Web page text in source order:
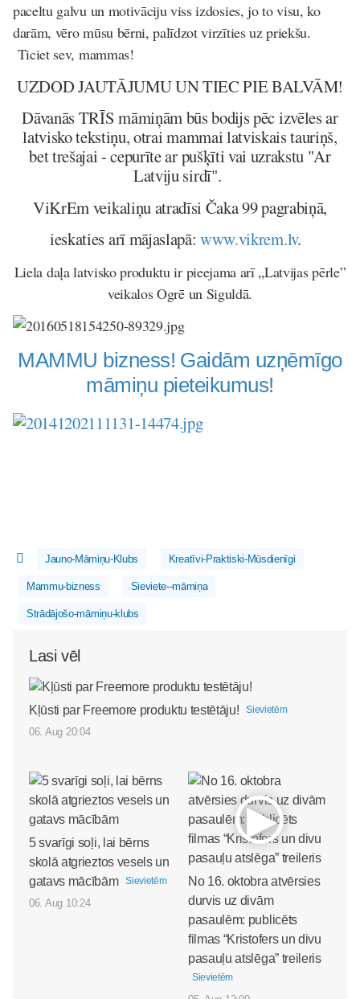
paceltu galvu un motivāciju viss izdosies, jo to visu, ko
darām, vēro mūsu bērni, palīdzot virzīties uz priekšu.
Ticiet sev, mammas!
UZDOD JAUTĀJUMU UN TIEC PIE BALVĀM!
Dāvanās TRĪS māmiņām būs bodijs pēc izvēles ar
latvisko tekstiņu, otrai mammai latviskais tauriņš,
bet trešajai - cepurīte ar pušķīti vai uzrakstu "Ar
Latviju sirdī".
ViKrEm veikaliņu atradīsi Čaka 99 pagrabiņā,
ieskaties arī mājaslapā:www.vikrem.lv.
Liela daļa latvisko produktu ir pieejama arī „Latvijas pērle”
veikalos Ogrē un Siguldā.
MAMMU bizness! Gaidām uzņēmīgo
māmiņu pieteikumus!
Jauno-Māmiņu-Klubs Kreatīvi-Praktiski-Mūsdienīgi
Mammu-bizness Sieviete--māmiņa
Strādājošo-māmiņu-klubs
Lasi vēl
Kļūsti par Freemore produktu testētāju! Sievietēm
06. Aug 20:04
5 svarīgi soļi, lai bērns
skolā atgrieztos vesels un
gatavs mācībām
Sievietēm
06. Aug 10:24
No 16. oktobra atvērsies
durvis uz divām
pasaulēm: publicēts
filmas “Kristofers un divu
pasauļu atslēga” treileris
Sievietēm